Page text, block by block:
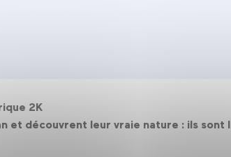
2K
et découvrent leur vraie nature : ils sont